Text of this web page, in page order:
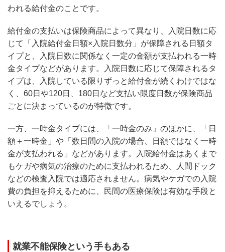
われる給付金のことです。
給付金の支払いは保険商品によって異なり、入院日数に応
じて「入院給付金日額×入院日数分」が保障される日額タ
イプと、入院日数に関係なく一定の金額が支払われる一時
金タイプなどがあります。入院日数に応じて保障されるタ
イプは、入院している限りずっと給付金が続くわけではな
く、60日や120日、180日など支払い限度日数が保険商品
ごとに決まっているのが特徴です。
一方、一時金タイプには、「一時金のみ」のほかに、「日
額＋一時金」や「数日間の入院の場合、日額ではなく一時
金が支払われる」などがあります。入院給付金はあくまで
もケガや病気の治療のために支払われるため、人間ドック
などの検査入院では適応されません。病気やケガでの入院
費の負担を抑えるために、民間の医療保険は有効な手段と
いえるでしょう。
就業不能保険という手もある